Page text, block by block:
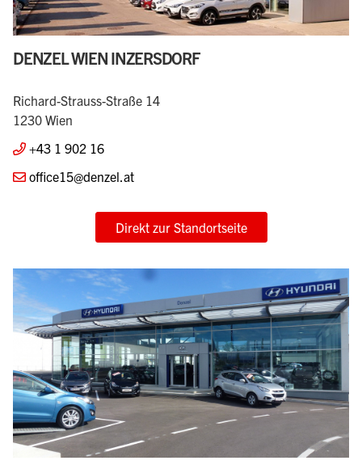
DENZEL WIEN INZERSDORF
Richard-Strauss-Straße 14
1230 Wien
+43 1 902 16
office15@denzel.at
Direkt zur Standortseite